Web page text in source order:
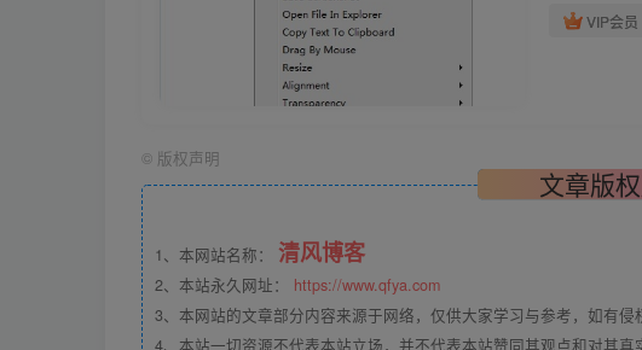
VIP会员
© 版权声明
文章版
1、本网站名称： 清风博客
2、本站永久网址： https://www.qfya.com
3、本网站的文章部分内容来源于网络，仅供大家学习与参考，如有侵